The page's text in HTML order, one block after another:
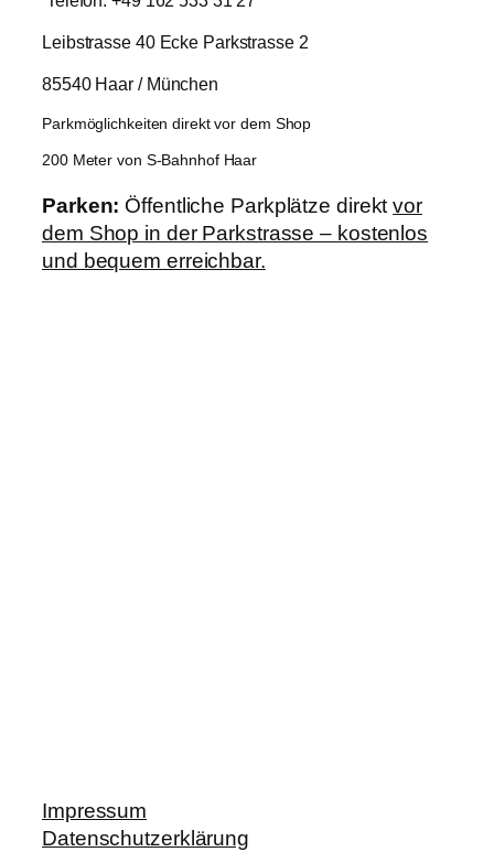
Leibstrasse 40 Ecke Parkstrasse 2
85540 Haar / München
Parkmöglichkeiten direkt vor dem Shop
200 Meter von S-Bahnhof Haar
Parken: Öffentliche Parkplätze direktvor
dem Shop in der Parkstrasse – kostenlos
und bequem erreichbar.
Impressum
Datenschutzerklärung